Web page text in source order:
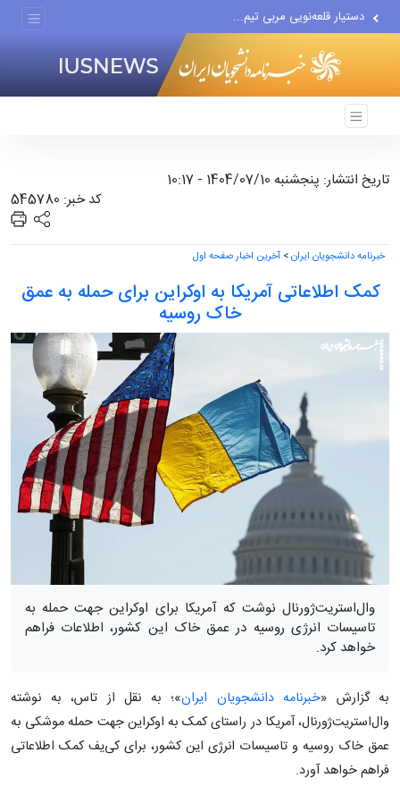
دستیار قلعه‌نویی مربی تیم...
انتشار اخبار جعلی توسط...
تاریخ انتشار: پنجشنبه 1404/07/10 - 10:17
کد خبر: 545780
خبرنامه دانشجویان ایران> آخرین اخبار صفحه اول
کمک اطلاعاتی آمریکا به اوکراین برای حمله به عمق
خاک روسیه
وال‌استریت‌ژورنال نوشت که آمریکا برای اوکراین جهت حمله به
تاسیسات انرژی روسیه در عمق خاک این کشور، اطلاعات فراهم
خواهد کرد.
به گزارش «خبرنامه دانشجویان ایران»؛ به نقل از تاس، به نوشته
وال‌استریت‌ژورنال، آمریکا در راستای کمک به اوکراین جهت حمله موشکی به
عمق خاک روسیه و تاسیسات انرژی این کشور، برای کی‌یف کمک اطلاعاتی
فراهم خواهد آورد.